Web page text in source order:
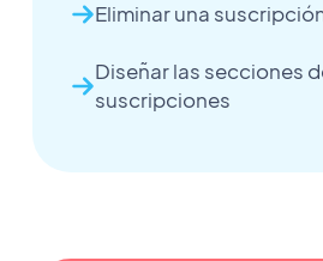
Eliminar una
Diseñar las secciones
suscripciones